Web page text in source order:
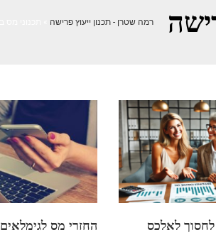
רמה שטרן - תכנון ייעוץ פרישה
לאלכס
החזרי מס לגימלאים